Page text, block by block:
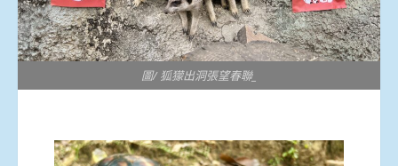
圖/ 狐獴出洞張望春聯_